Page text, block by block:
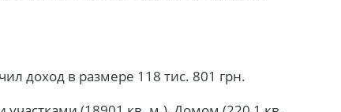
доход в размере 118 тис. 801 грн.